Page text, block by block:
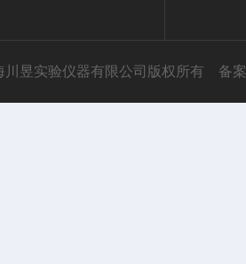
川昱实验仪器有限公司版权所有 备